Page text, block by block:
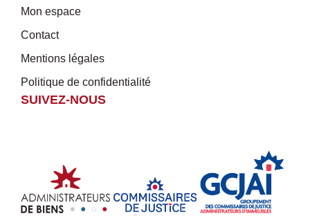
Mon espace
Contact
Mentions légales
Politique de confidentialité
SUIVEZ-NOUS